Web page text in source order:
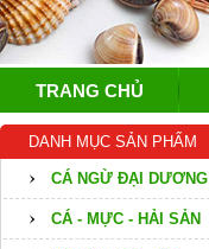
TRANG CHỦ
DANH MỤC SẢN PHẨM
CÁ NGỪ ĐẠI DƯƠNG
CÁ - MỰC - HẢI SẢN